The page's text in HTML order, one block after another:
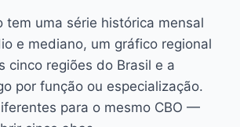
tem uma série histórica mensal
e mediano, um gráfico regional
cinco regiões do Brasil e a
por função ou especialização.
para o mesmo CBO —